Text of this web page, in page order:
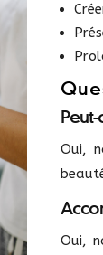
Oui,
Oui,